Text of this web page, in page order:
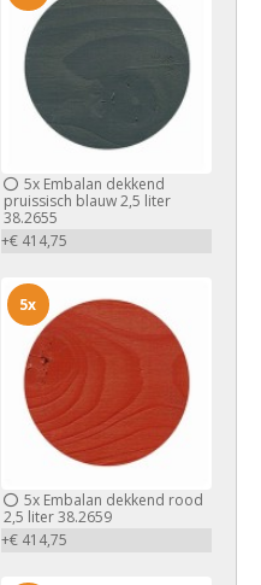
5xEmbalan dekkend
pruissisch blauw 2,5 liter
38.2655
+€ 414,75
5xEmbalan dekkend rood
2,5 liter 38.2659
+€ 414,75
5x